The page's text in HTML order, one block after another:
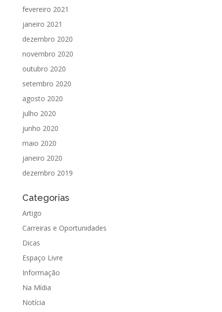
fevereiro 2021
janeiro 2021
dezembro 2020
novembro 2020
outubro 2020
setembro 2020
agosto 2020
julho 2020
junho 2020
maio 2020
janeiro 2020
dezembro 2019
Categorias
Artigo
Carreiras e Oportunidades
Dicas
Espaço Livre
Informação
Na Mídia
Notícia